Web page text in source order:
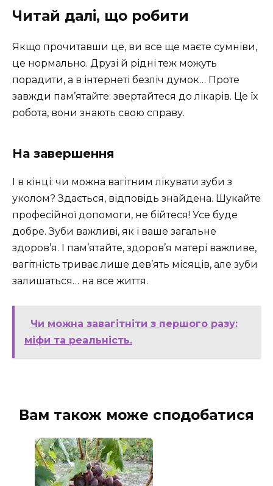
Читай далі, що робити
Якщо прочитавши це, ви все ще маєте сумніви,
це нормально. Друзі й рідні теж можуть
порадити, а в інтернеті безліч думок… Проте
завжди пам’ятайте: звертайтеся до лікарів. Це їх
робота, вони знають свою справу.
На завершення
І в кінці: чи можна вагітним лікувати зуби з
уколом? Здається, відповідь знайдена. Шукайте
професійної допомоги, не бійтеся! Усе буде
добре. Зуби важливі, як і ваше загальне
здоров’я. І пам’ятайте, здоров’я матері важливе,
вагітність триває лише дев’ять місяців, але зуби
залишаться… на все життя.
Чи можна завагітніти з першого разу:
міфи та реальність.
Вам також може сподобатися